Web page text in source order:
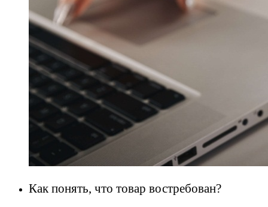
Как понять, что товар востребован?